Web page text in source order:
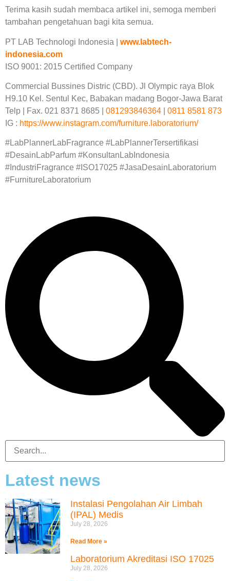
Terima kasih sudah membaca artikel ini, semoga memberi
tambahan pengetahuan bagi kita semua.
PT LAB Technologi Indonesia | www.labtech-
indonesia.com
ISO 9001: 2015 Certified Company
Commercial Bussines Distric (CBD). Jl Olympic raya Blok
H9.10 Kel. Sentul Kec, Babakan madang Bogor-Jawa Barat
Telp | Fax. 021 8371 8685 | 081293846364
0811 8581 873
IG : https://www.instagram.com/furniture.laboratorium/
#LabPlannerLabFragrance #LabPlannerTersertifikasi
#DesainLabParfum #KonsultanLabIndonesia
#IndustriFragrance #ISO17025 #JasaDesainLaboratorium
#FurnitureLaboratorium
Latest news
Instalasi Pengolahan Air Limbah
(IPAL) Medis
July 28, 2026
Read More »
Laboratorium Akreditasi ISO 17025
July 28, 2026